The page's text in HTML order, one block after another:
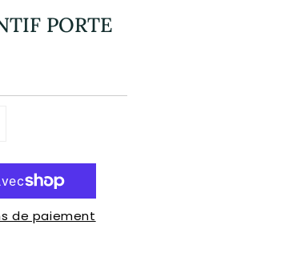
PORTE
de paiement